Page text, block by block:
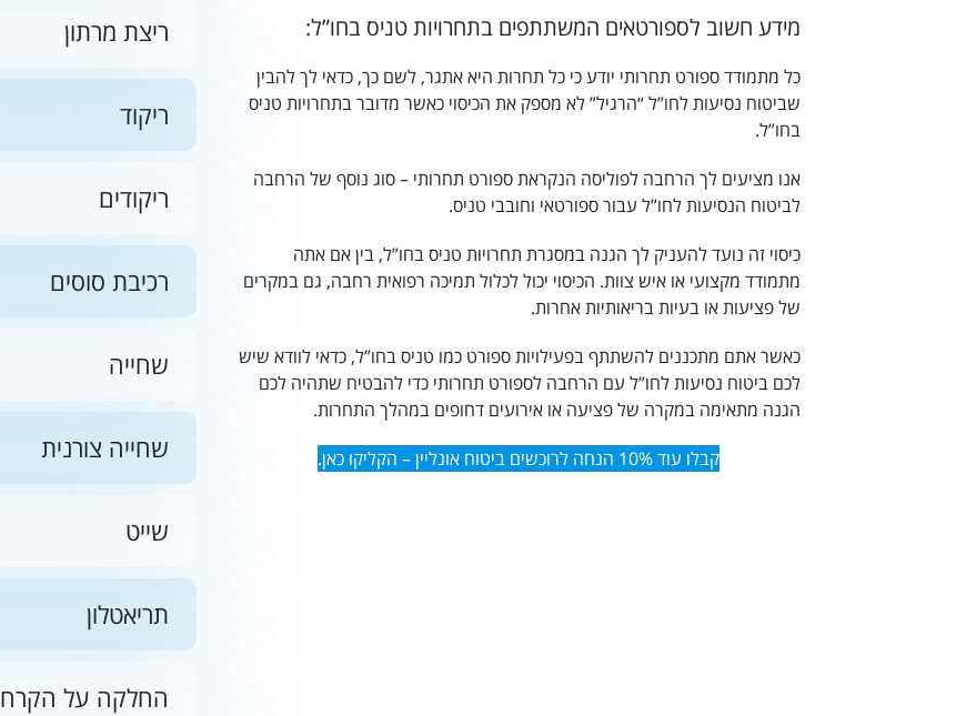
ריצת מרתון
ריקוד
ריקודים
רכיבת סוסים
שחייה
שחייה צורנית
שייט
תריאטלון
החלקה על הקרח
מידע חשוב לספורטאים המשתתפים בתחרויות טניס בחו”ל:
כל מתמודד ספורט תחרותי יודע כי כל תחרות היא אתגר, לשם כך, כדאי לך להבין
שביטוח נסיעות לחו”ל “הרגיל” לא מספק את הכיסוי כאשר מדובר בתחרויות טניס
בחו”ל.
אנו מציעים לך הרחבה לפוליסה הנקראת ספורט תחרותי – סוג נוסף של הרחבה
לביטוח הנסיעות לחו”ל עבור ספורטאי וחובבי טניס.
כיסוי זה נועד להעניק לך הגנה במסגרת תחרויות טניס בחו”ל, בין אם אתה
מתמודד מקצועי או איש צוות. הכיסוי יכול לכלול תמיכה רפואית רחבה, גם במקרים
של פציעות או בעיות בריאותיות אחרות.
כאשר אתם מתכננים להשתתף בפעילויות ספורט כמו טניס בחו”ל, כדאי לוודא שיש
לכם ביטוח נסיעות לחו”ל עם הרחבה לספורט תחרותי כדי להבטיח שתהיה לכם
הגנה מתאימה במקרה של פציעה או אירועים דחופים במהלך התחרות.
קבלו עוד 10% הנחה לרוכשים ביטוח אונליין – הקליקו כאן.